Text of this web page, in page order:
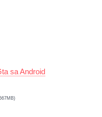
sa Android